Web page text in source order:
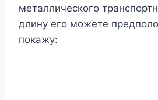
металлического
длину его можете
покажу: